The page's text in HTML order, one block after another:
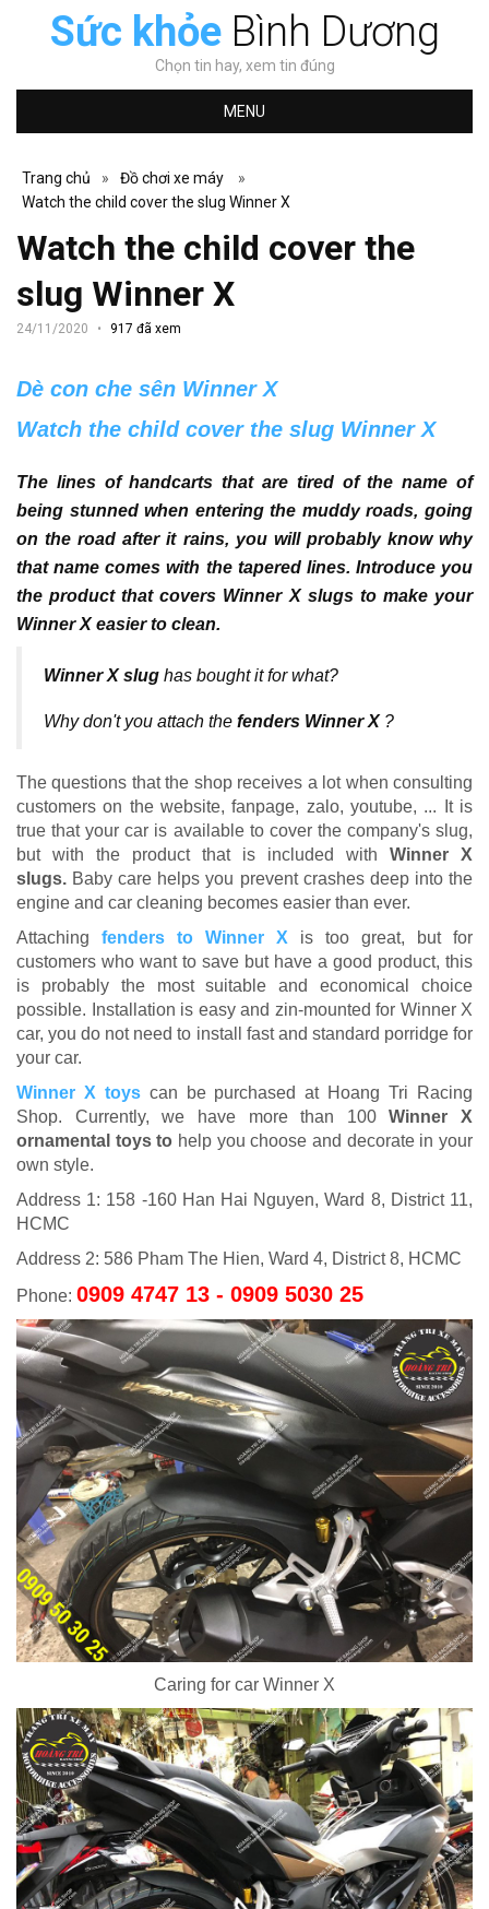
Sức khỏeBình Dương
Chọn tin hay, xem tin đúng
MENU
Trang chủ » Đồ chơi xe máy
»
Watch the child cover the slug Winner X
Watch the child cover the
slug Winner X
24/11/2020 917 đã xem
Dè con che sên Winner X
Watch the child cover the slug Winner X
The lines of handcarts that are tired of the name of
being stunned when entering the muddy roads, going
on the road after it rains, you will probably know why
that name comes with the tapered lines. Introduce you
the product that covers Winner X slugs to make your
Winner X easier to clean.
Winner X slug has bought it for what?
Why don't you attach the fenders Winner X?
The questions that the shop receives a lot when consulting
customers on the website, fanpage, zalo, youtube, ... It is
true that your car is available to cover the company's slug,
but with the product that is included with Winner X
slugs. Baby care helps you prevent crashes deep into the
engine and car cleaning becomes easier than ever.
Attaching fenders to Winner X is too great, but for
customers who want to save but have a good product, this
is probably the most suitable and economical choice
possible.
Installation is easy and zin-mounted for Winner X
car, you do not need to install fast and standard porridge for
your car.
Winner X toyscan be purchasedat Hoang Tri Racing
Shop. Currently, we have more than 100Winner X
ornamental toys to help you choose and decorate in your
own style.
Address 1: 158 -160 Han Hai Nguyen, Ward 8, District 11,
HCMC
Address 2: 586 Pham The Hien, Ward 4, District 8, HCMC
Phone: 0909 4747 13 - 0909 5030 25
Caring for car Winner X